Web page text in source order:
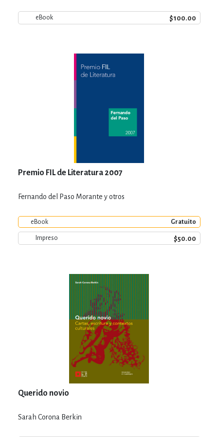
eBook $100.00
Premio FIL de Literatura 2007
Fernando del Paso Morante y otros
eBook Gratuito
Impreso $50.00
Querido novio
Sarah Corona Berkin